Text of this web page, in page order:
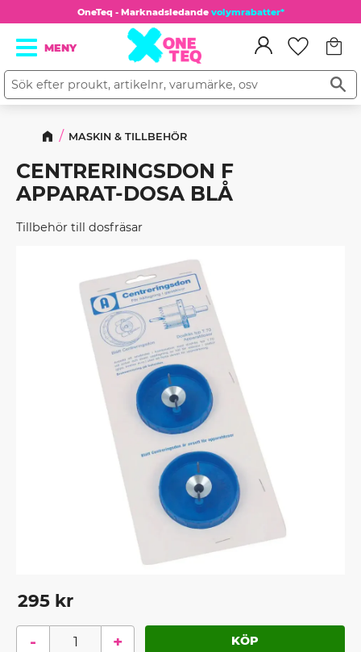
Meny
OneTeq - Marknadsledande volymrabatter*
MASKIN & TILLBEHÖR
CENTRERINGSDON F
APPARAT-DOSA BLÅ
Tillbehör till dosfräsar
295 kr
+
-